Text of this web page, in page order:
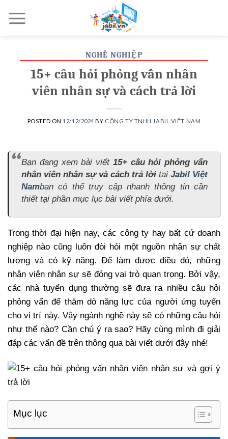
NGHỀ NGHIỆP
15+ câu hỏi phỏng vấn nhân
viên nhân sự và cách trả lời
POSTED ON 12/12/2024 BY CÔNG TY TNHH JABIL VIỆT NAM
Bạn đang xem bài viết 15+ câu hỏi phỏng vấn
nhân viên nhân sự và cách trả lời tại Jabil Việt
Nambạn có thể truy cập nhanh thông tin cần
thiết tại phần mục lục bài viết phía dưới.
Trong thời đại hiện nay, các công ty hay bất cứ doanh
nghiệp nào cũng luôn đòi hỏi một nguồn nhân sự chất
lượng và có kỹ năng. Để làm được điều đó, những
nhân viên nhân sự sẽ đóng vai trò quan trọng. Bởi vậy,
các nhà tuyển dụng thường sẽ đưa ra nhiều câu hỏi
phỏng vấn để thăm dò năng lực của người ứng tuyển
cho vị trí này. Vậy ngành nghề này sẽ có những câu hỏi
như thế nào? Cần chú ý ra sao? Hãy cùng mình đi giải
đáp các vấn đề trên thông qua bài viết dưới đây nhé!
Mục lục